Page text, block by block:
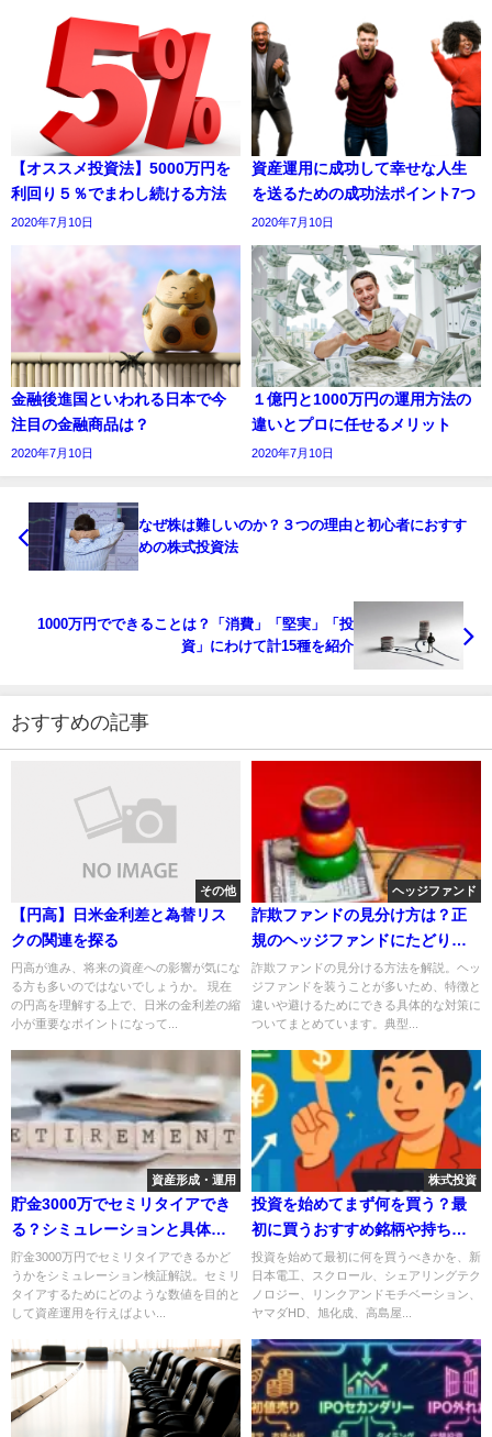
【オススメ投資法】5000万円を
利回り５％でまわし続ける方法
2020年7月10日
資産運用に成功して幸せな人生
を送るための成功法ポイント7つ
2020年7月10日
金融後進国といわれる日本で今
注目の金融商品は？
2020年7月10日
１億円と1000万円の運用方法の
違いとプロに任せるメリット
2020年7月10日
なぜ株は難しいのか？３つの理由と初心者におすす
めの株式投資法
1000万円でできることは？「消費」「堅実」「投
資」にわけて計15種を紹介
おすすめの記事
その他
【円高】日米金利差と為替リス
クの関連を探る
円高が進み、将来の資産への影響が気にな
る方も多いのではないでしょうか。 現在
の円高を理解する上で、日米の金利差の縮
小が重要なポイントになって...
ヘッジファンド
詐欺ファンドの見分け方は？正
規のヘッジファンドにたどり着
く方法を紹介
詐欺ファンドの見分ける方法を解説。ヘッ
ジファンドを装うことが多いため、特徴と
違いや避けるためにできる具体的な対策に
ついてまとめています。典型...
資産形成・運用
貯金3000万でセミリタイアでき
る？シミュレーションと具体例
を解説
貯金3000万円でセミリタイアできるかど
うかをシミュレーション検証解説。セミリ
タイアするためにどのような数値を目的と
して資産運用を行えばよい...
株式投資
投資を始めてまず何を買う？最
初に買うおすすめ銘柄や持ち続
けやすい銘柄の選び方を紹介
投資を始めて最初に何を買うべきかを、新
日本電工、スクロール、シェアリングテク
ノロジー、リンクアンドモチベーション、
ヤマダHD、旭化成、高島屋...